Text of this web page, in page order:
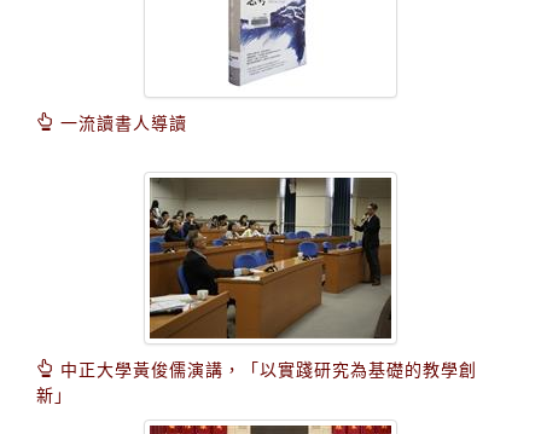
一流讀書人導讀
中正大學黃俊儒演講，「以實踐研究為基礎的教學創
新」